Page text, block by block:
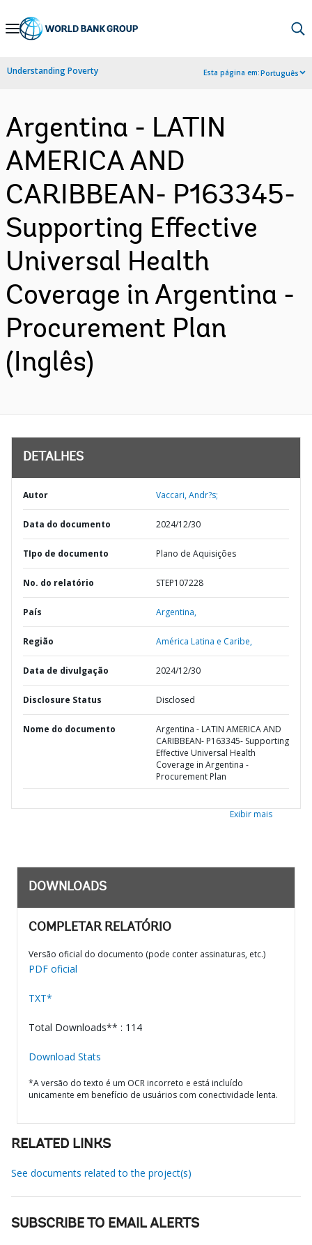
Skip
Navigation
Understanding Poverty Esta página em:Português
Argentina - LATIN
AMERICA AND
CARIBBEAN- P163345-
Supporting Effective
Universal Health
Coverage in Argentina -
Procurement Plan
(Inglês)
DETALHES
Autor Vaccari, Andr?s;
Data do documento 2024/12/30
TIpo de documento Plano de Aquisições
No. do relatório STEP107228
País Argentina,
Região América Latina e Caribe,
Data de divulgação 2024/12/30
Disclosure Status Disclosed
Nome do documento
Argentina - LATIN AMERICA AND
CARIBBEAN- P163345- Supporting
Effective Universal Health
Coverage in Argentina -
Procurement Plan
Exibir mais
DOWNLOADS
COMPLETAR RELATÓRIO
Versão oficial do documento (pode conter assinaturas, etc.)
PDF oficial
TXT*
Total Downloads** : 114
Download Stats
*A versão do texto é um OCR incorreto e está incluído
unicamente em benefício de usuários com conectividade lenta.
RELATED LINKS
See documents related to the project(s)
SUBSCRIBE TO EMAIL ALERTS